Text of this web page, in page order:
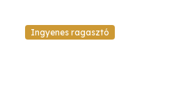
Ingyenes ragasztó